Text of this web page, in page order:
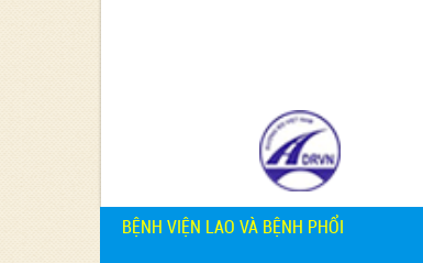
BỆNH VIỆN LAO VÀ BỆNH PHỔI